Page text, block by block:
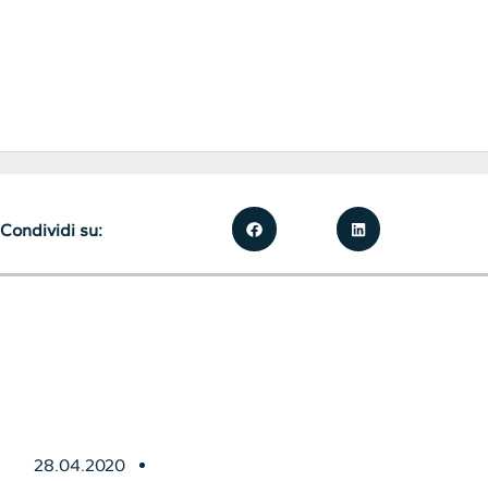
28.04.2020
Condividi su: